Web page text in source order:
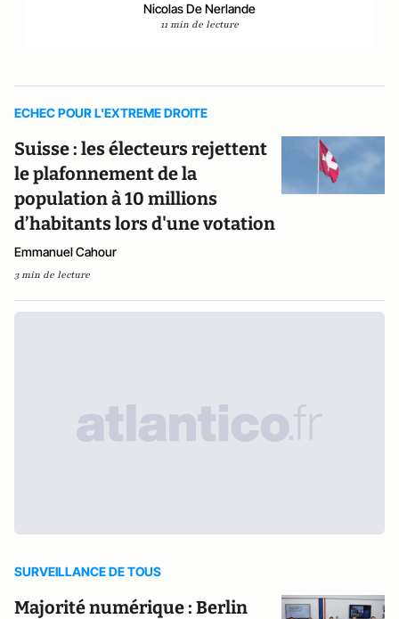
Nicolas De Nerlande
11 min de lecture
ECHEC POUR L'EXTREME DROITE
Suisse : les électeurs rejettent
le plafonnement de la
population à 10 millions
d’habitants lors d'une votation
Emmanuel Cahour
3 min de lecture
SURVEILLANCE DE TOUS
Majorité numérique : Berlin